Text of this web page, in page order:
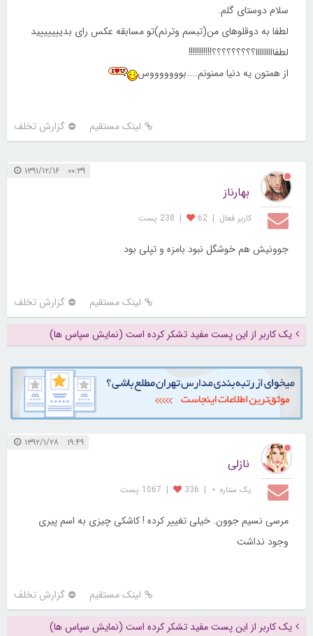
سلام دوستای گلم.
لطفا به دوقلوهای من(تبسم وترنم)تو مسابقه عکس رای بدییییییید
لطفااااااااا؟؟؟؟؟؟؟؟؟!!!!!!!!!!!
از همتون یه دنیا ممنونم....بوووووووس
لینک مستقیم گزارش تخلف
۰۰:۳۹ ۱۳۹۱/۱۲/۱۶
بهارناز
کاربر فعال |
62
| 238 پست
جوونیش هم خوشگل نبود بامزه و تپلی بود
لینک مستقیم گزارش تخلف
یک کاربر از این پست مفید تشکر کرده است (نمایش سپاس ها)
۱۹:۴۹ ۱۳۹۲/۱/۲۸
نازلی
یک ستاره ⋆ |
336
| 1067 پست
مرسی نسیم جوون. خیلی تغییر کرده ! کاشکی چیزی به اسم پیری
وجود نداشت
لینک مستقیم گزارش تخلف
یک کاربر از این پست مفید تشکر کرده است (نمایش سپاس ها)